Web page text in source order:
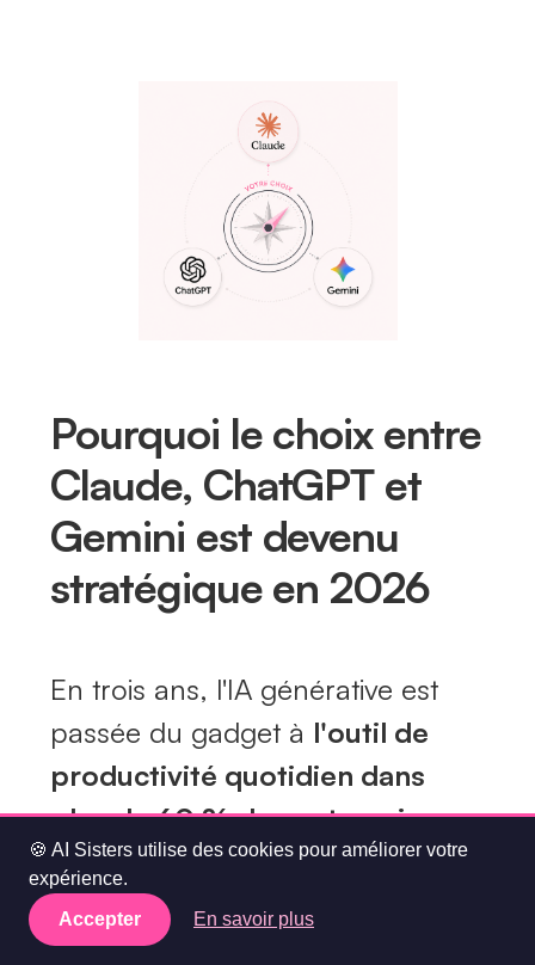
Pourquoi le choix entre
Claude, ChatGPT et
Gemini est devenu
stratégique en 2026
En trois ans, l'IA générative est
passée du gadget à l'outil de
productivité quotidien dans
plus de 60 % des entreprises
européennes.
La conséquence : chaque jour où
🍪 AI Sisters utilise des cookies pour améliorer votre
expérience.
Accepter
En savoir plus